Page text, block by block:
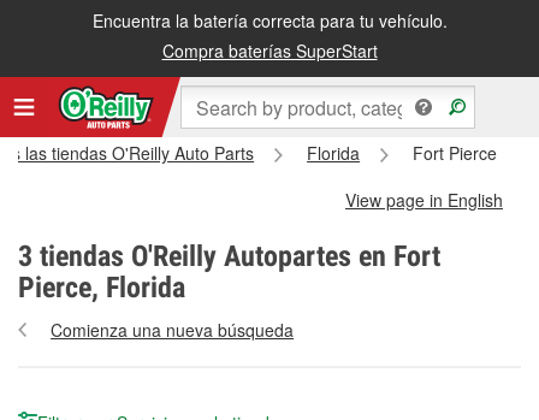
Encuentra la batería correcta para tu vehículo.
Compra baterías SuperStart
las tiendas O'Reilly Auto Parts Florida
Fort Pierce
View page in English
3 tiendas O'Reilly Autopartes en Fort
Pierce, Florida
Comienza una nueva búsqueda